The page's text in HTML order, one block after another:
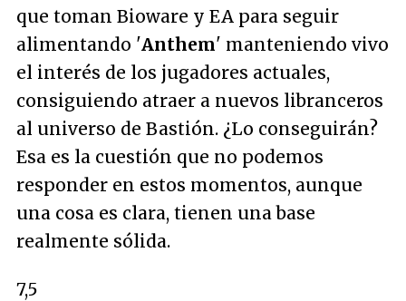
que toman Bioware y EA para seguir
alimentando 'Anthem' manteniendo vivo
el interés de los jugadores actuales,
consiguiendo atraer a nuevos libranceros
al universo de Bastión. ¿Lo conseguirán?
Esa es la cuestión que no podemos
responder en estos momentos, aunque
una cosa es clara, tienen una base
realmente sólida.
7,5